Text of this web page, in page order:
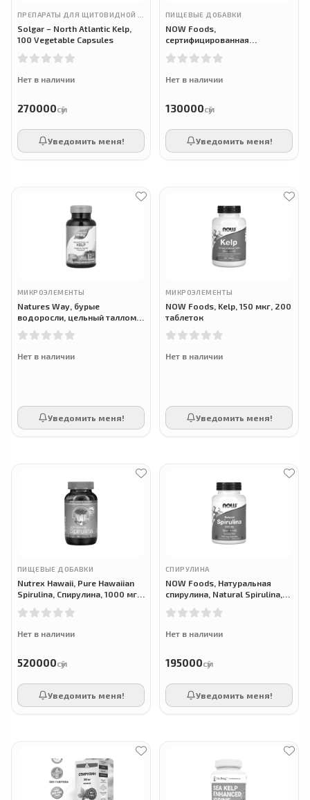
Solgar – North Atlantic Kelp,
100 Vegetable Capsules
Нет в наличии
270000сӯм
Уведомить меня!
ПИЩЕВЫЕ ДОБАВКИ
NOW Foods,
сертифицированная
мг, 100 таблеток
Нет в наличии
130000сӯм
Уведомить меня!
МИКРОЭЛЕМЕНТЫ
Natures Way, бурые
водоросли, цельный таллом,
капсул
Нет в наличии
Уведомить меня!
МИКРОЭЛЕМЕНТЫ
NOW Foods, Kelp, 150 мкг, 200
таблеток
Нет в наличии
Уведомить меня!
ПИЩЕВЫЕ ДОБАВКИ
Nutrex Hawaii, Pure Hawaiian
Spirulina, Cпирулина, 1000 мг,
Нет в наличии
520000сӯм
Уведомить меня!
СПИРУЛИНА
NOW Foods, Натуральная
спирулина, Natural Spirulina,
капсул
Нет в наличии
195000сӯм
Уведомить меня!